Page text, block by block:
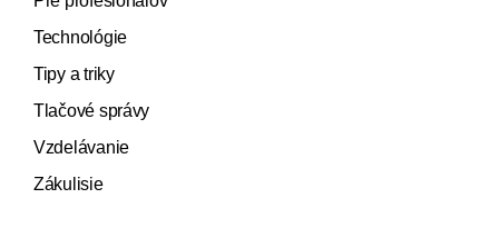
Technológie
Tipy a triky
Tlačové správy
Vzdelávanie
Zákulisie